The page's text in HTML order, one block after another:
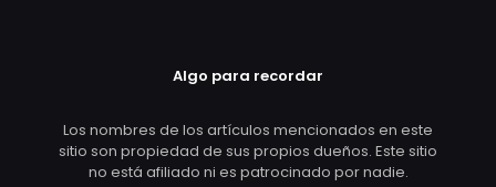
Algo para recordar
Los nombres de los artículos mencionados en este
sitio son propiedad de sus propios dueños. Este sitio
no está afiliado ni es patrocinado por nadie.